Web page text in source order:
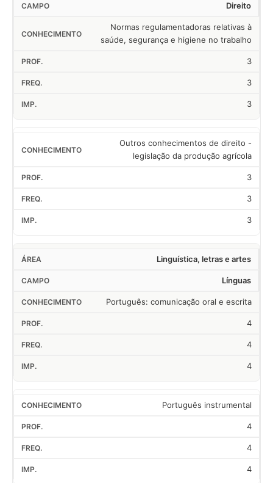
Direito
Normas regulamentadoras relativas à
saúde, segurança e higiene no trabalho
3
3
3
Outros conhecimentos de direito -
legislação da produção agrícola
3
3
3
Linguística, letras e artes
Línguas
Português: comunicação oral e escrita
4
4
4
Português instrumental
4
4
4